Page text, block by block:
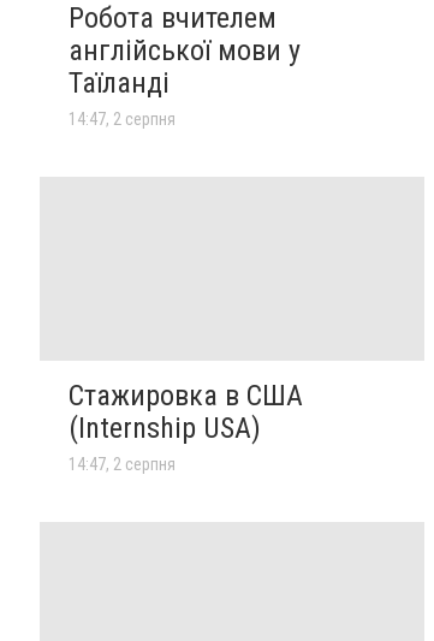
Робота вчителем
англійської мови у
Таїланді
14:47, 2 серпня
Стажировка в США
(Internship USA)
14:47, 2 серпня